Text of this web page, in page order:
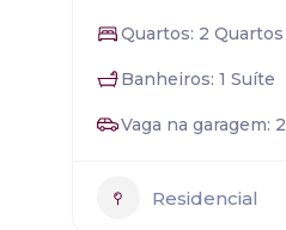
Quartos: 2 Quartos
Banheiros: 1 Suíte
Vaga na garagem: 2
Residencial